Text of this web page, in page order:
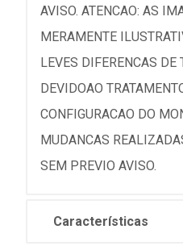
AVISO. ATENCAO: AS
MERAMENTE
LEVES DIFERENCAS
DEVIDOAO
CONFIGURACAO DO
MUDANCAS
SEM PREVIO AVISO.
Características